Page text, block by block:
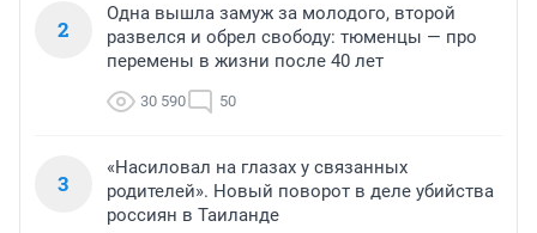
2
Одна вышла замуж за молодого, второй
развелся и обрел свободу: тюменцы — про
перемены в жизни после 40 лет
30 590 50
3
«Насиловал на глазах у связанных
родителей». Новый поворот в деле убийства
россиян в Таиланде